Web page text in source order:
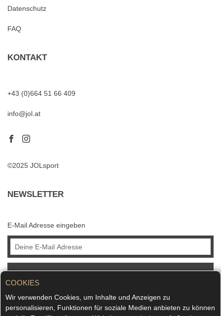
COOKIES
Wir verwenden Cookies, um Inhalte und Anzeigen zu
personalisieren, Funktionen für soziale Medien anbieten zu können
Datenschutz
FAQ
KONTAKT
+43 (0)664 51 66 409
info@jol.at
©2025 JOLsport
NEWSLETTER
E-Mail Adresse eingeben
ABONNIEREN